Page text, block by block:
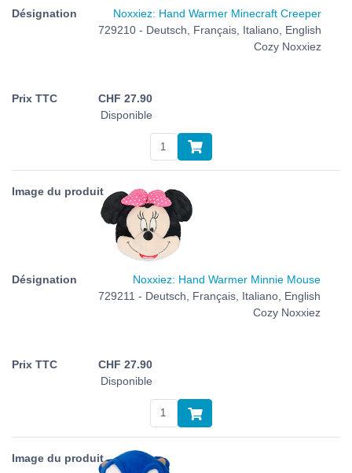
Noxxiez: Hand Warmer Minecraft Creeper
729210 - Deutsch, Français, Italiano, English
Cozy Noxxiez
CHF 27.90
Disponible
Noxxiez: Hand Warmer Minnie Mouse
729211 - Deutsch, Français, Italiano, English
Cozy Noxxiez
CHF 27.90
Disponible